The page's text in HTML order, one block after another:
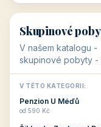
👥 32
Skupinové
V našem katalogu -
skupinové pobyty -
pro Vás připraveny
objekty, které nabízí
ubytování skupin v
penzionech, hotelích
V TÉTO KATEGORII:
Penzion U Méďů
od 590 Kč